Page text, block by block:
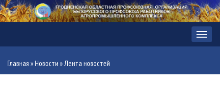
Меню
Главная »Новости »Лента новостей